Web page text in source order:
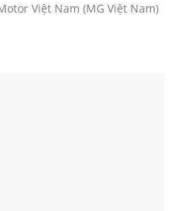
Việt Nam (MG Việt Nam)